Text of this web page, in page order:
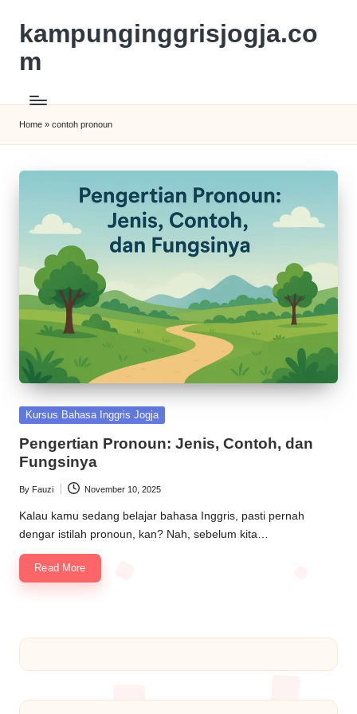
kampunginggrisjogja.co
m
Home » contoh pronoun
Kursus Bahasa Inggris Jogja
Pengertian Pronoun: Jenis, Contoh, dan
Fungsinya
By Fauzi November 10, 2025
Kalau kamu sedang belajar bahasa Inggris, pasti pernah
dengar istilah pronoun, kan? Nah, sebelum kita…
Read More